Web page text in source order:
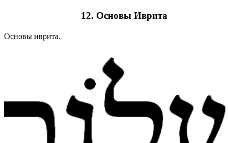
12. Основы Иврита
Основы иврита.